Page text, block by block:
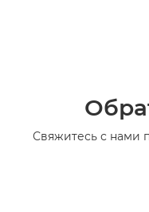
Свяжитесь с нами